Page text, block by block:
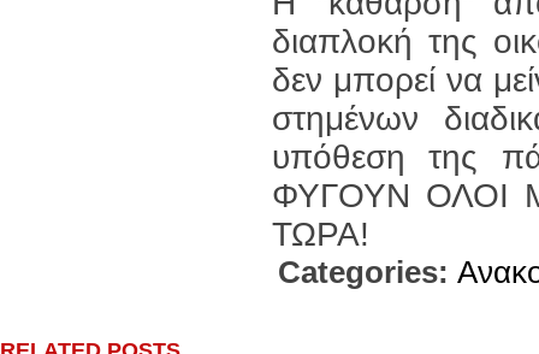
διαπλοκή της
δεν μπορεί να
στημένων
υπόθεση της
ΦΥΓΟΥΝ ΟΛΟΙ
ΤΩΡΑ!
Categories: